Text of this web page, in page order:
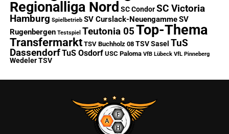
Regionalliga Nord SC Condor SC Victoria
Hamburg Spielbetrieb SV Curslack-NeuengammeSV
Rugenbergen Testspiel Teutonia 05Top-Thema
Transfermarkt TSV Buchholz 08 TSV Sasel TuS
DassendorfTuS Osdorf USC Paloma VfB Lübeck VfL Pinneberg
Wedeler TSV